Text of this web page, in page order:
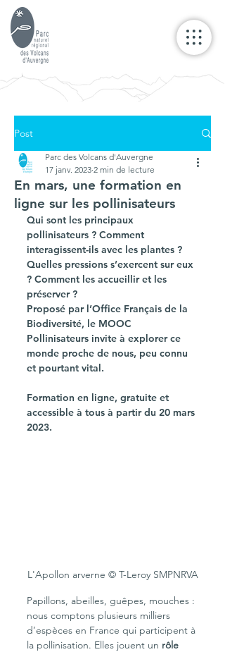
Post
En mars, une formation en
ligne sur les pollinisateurs
Parc des Volcans d'Auvergne
17 janv. 2023 2 min de lecture
Qui sont les principaux
pollinisateurs ? Comment
interagissent-ils avec les plantes ?
Quelles pressions s’exercent sur eux
? Comment les accueillir et les
préserver ?
Proposé par l’Office Français de la
Biodiversité, le MOOC
Pollinisateurs invite à explorer ce
monde proche de nous, peu connu
et pourtant vital.
Formation en ligne, gratuite et
accessible à tous à partir du 20 mars
2023.
L'Apollon arverne © T-Leroy SMPNRVA
Papillons, abeilles, guêpes, mouches :
nous comptons plusieurs milliers
d’espèces en France qui participent à
la pollinisation. Elles jouent un rôle